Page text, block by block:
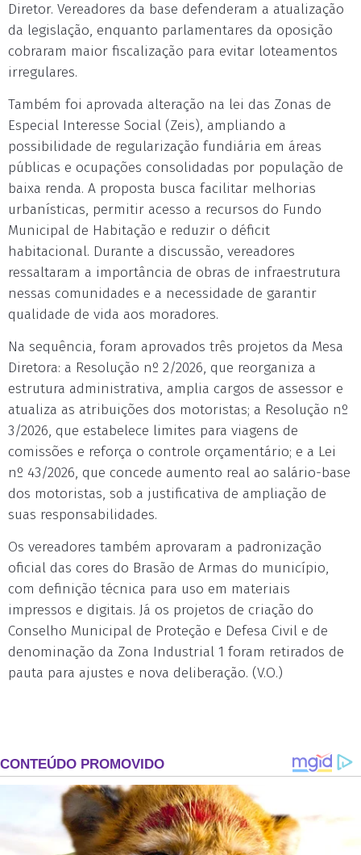
Diretor. Vereadores da base defenderam a atualização
da legislação, enquanto parlamentares da oposição
cobraram maior fiscalização para evitar loteamentos
irregulares.
Também foi aprovada alteração na lei das Zonas de
Especial Interesse Social (Zeis), ampliando a
possibilidade de regularização fundiária em áreas
públicas e ocupações consolidadas por população de
baixa renda. A proposta busca facilitar melhorias
urbanísticas, permitir acesso a recursos do Fundo
Municipal de Habitação e reduzir o déficit
habitacional. Durante a discussão, vereadores
ressaltaram a importância de obras de infraestrutura
nessas comunidades e a necessidade de garantir
qualidade de vida aos moradores.
Na sequência, foram aprovados três projetos da Mesa
Diretora: a Resolução nº 2/2026, que reorganiza a
estrutura administrativa, amplia cargos de assessor e
atualiza as atribuições dos motoristas; a Resolução nº
3/2026, que estabelece limites para viagens de
comissões e reforça o controle orçamentário; e a Lei
nº 43/2026, que concede aumento real ao salário-base
dos motoristas, sob a justificativa de ampliação de
suas responsabilidades.
Os vereadores também aprovaram a padronização
oficial das cores do Brasão de Armas do município,
com definição técnica para uso em materiais
impressos e digitais. Já os projetos de criação do
Conselho Municipal de Proteção e Defesa Civil e de
denominação da Zona Industrial 1 foram retirados de
pauta para ajustes e nova deliberação. (V.O.)